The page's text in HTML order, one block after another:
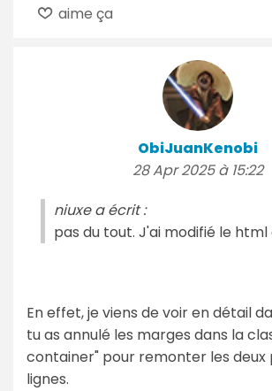
aime ça
ObiJuanKenobi
28 Apr 2025 à 15:22
niuxe a écrit :
pas du tout. J'ai modifié le html
En effet, je viens de voir en détail
tu as annulé les marges dans la
container" pour remonter les deux
lignes.